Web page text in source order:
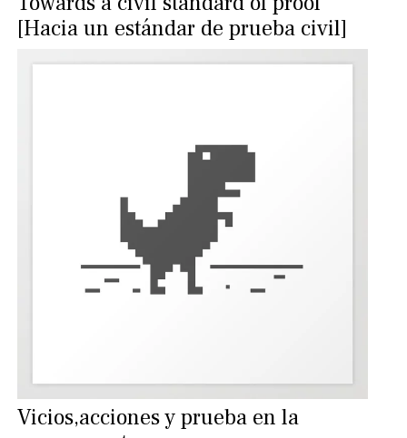
[Hacia un estándar de prueba civil]
Vicios,acciones y prueba en la